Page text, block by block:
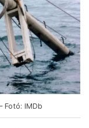
Fotó: IMDb